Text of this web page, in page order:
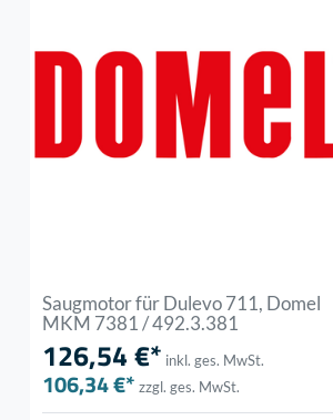
Saugmotor für Dulevo 711, Domel
MKM 7381 / 492.3.381
126,54 €* inkl. ges. MwSt.
106,34 €* zzgl. ges. MwSt.